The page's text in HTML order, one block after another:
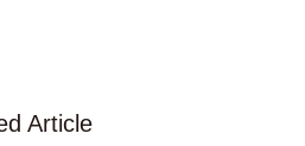
Article